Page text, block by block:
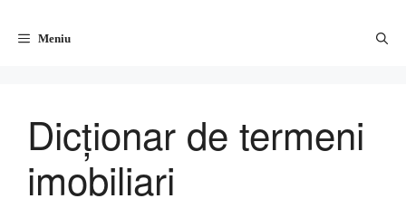
Meniu
Dicționar de termeni
imobiliari